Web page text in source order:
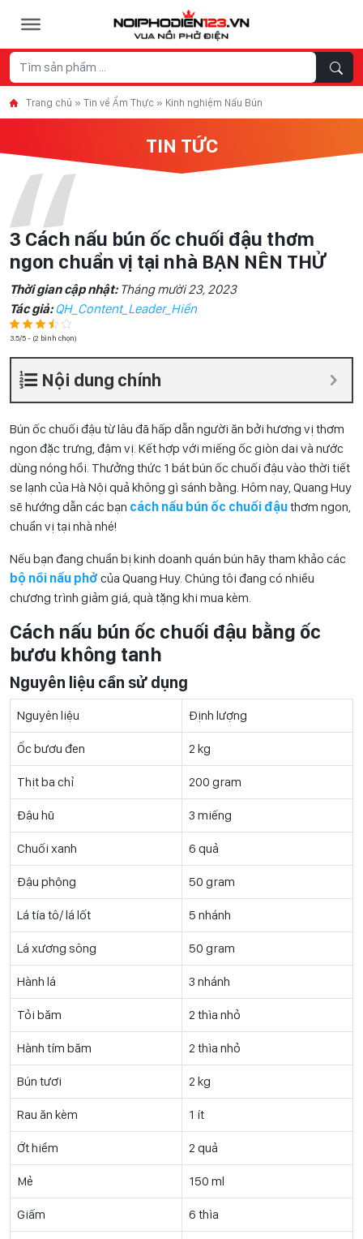
Trang chủ » Tin về Ẩm Thực » Kinh nghiệm Nấu Bún
TIN TỨC
3 Cách nấu bún ốc chuối đậu thơm
ngon chuẩn vị tại nhà BẠN NÊN THỬ
Thời gian cập nhật: Tháng mười 23, 2023
Tác giả:QH_Content_Leader_Hiền
3.5/5 - (2 bình chọn)
Nội dung chính
Bún ốc chuối đậu từ lâu đã hấp dẫn người ăn bởi hương vị thơm
ngon đặc trưng, đậm vị. Kết hợp với miếng ốc giòn dai và nước
dùng nóng hổi. Thưởng thức 1 bát bún ốc chuối đậu vào thời tiết
se lạnh của Hà Nội quả không gì sánh bằng. Hôm nay, Quang Huy
sẽ hướng dẫn các bạn cách nấu bún ốc chuối đậuthơm ngon,
chuẩn vị tại nhà nhé!
Nếu bạn đang chuẩn bị kinh doanh quán bún hãy tham khảo các
bộ nồi nấu phở của Quang Huy. Chúng tôi đang có nhiều
chương trình giảm giá, quà tặng khi mua kèm.
Cách nấu bún ốc chuối đậu bằng ốc
bươu không tanh
Nguyên liệu cần sử dụng
Nguyên liệu Định lượng
Ốc bươu đen 2 kg
Thịt ba chỉ 200 gram
Đậu hũ 3 miếng
Chuối xanh 6 quả
Đậu phộng 50 gram
Lá tía tô/ lá lốt 5 nhánh
Lá xương sông 50 gram
Hành lá 3 nhánh
Tỏi băm 2 thìa nhỏ
Hành tím băm 2 thìa nhỏ
Bún tươi 2 kg
Rau ăn kèm 1 ít
Ớt hiểm 2 quả
Mẻ 150 ml
Giấm 6 thìa